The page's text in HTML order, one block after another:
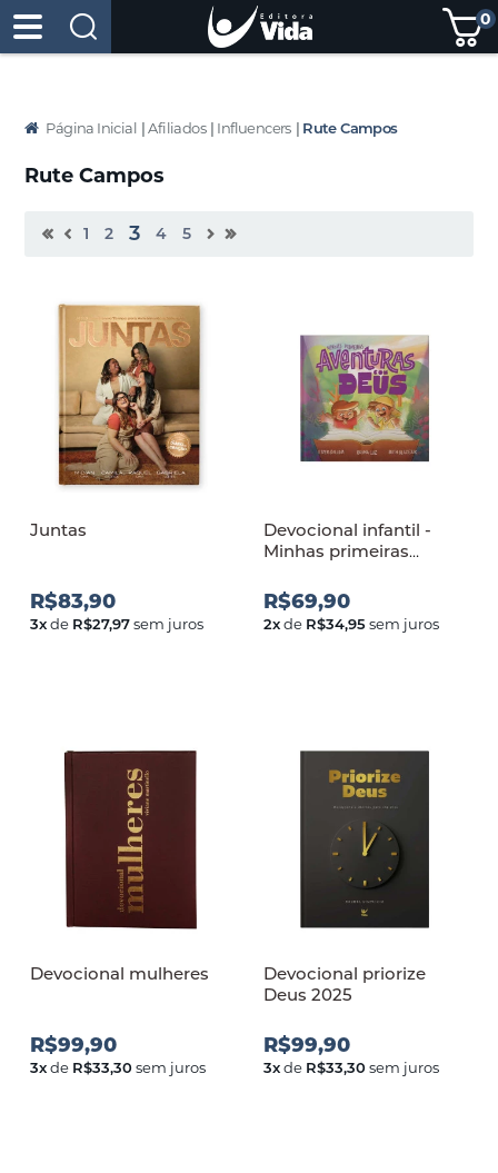
0
Página Inicial | Afiliados | Influencers | Rute Campos
Rute Campos
1 2 3 4 5
Juntas
R$83,90
3xde R$27,97sem juros
Devocional infantil -
Minhas primeiras
R$69,90
2xde R$34,95sem juros
Devocional mulheres
R$99,90
3xde R$33,30sem juros
Devocional priorize
Deus 2025
R$99,90
3xde R$33,30sem juros